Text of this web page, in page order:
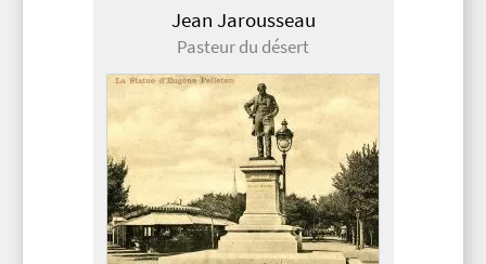
Jean Jarousseau
Pasteur du désert